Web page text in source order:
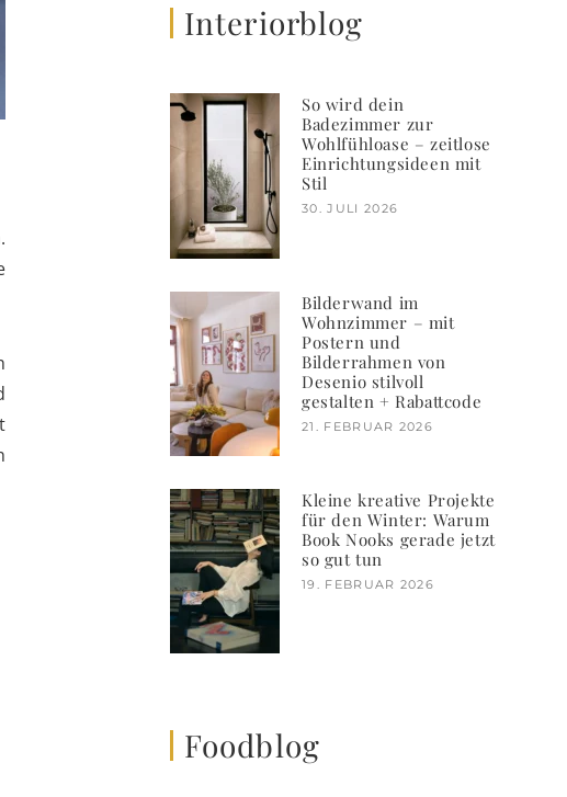
Interiorblog
So wird dein
Badezimmer zur
Wohlfühloase – zeitlose
Einrichtungsideen mit
Stil
30. JULI 2026
Bilderwand im
Wohnzimmer – mit
Postern und
Bilderrahmen von
Desenio stilvoll
gestalten + Rabattcode
21. FEBRUAR 2026
Kleine kreative Projekte
für den Winter: Warum
Book Nooks gerade jetzt
so gut tun
19. FEBRUAR 2026
Foodblog